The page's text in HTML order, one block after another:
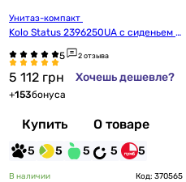
Kolo Status 2396250UA с сиденьем и
з дюропласта
2 отзыва
5 112 грн Хочешь дешевле?
+153бонуса
Купить О товаре
5 5 5 5 5
В наличии Код: 370565